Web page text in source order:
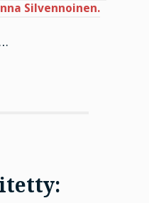
Silvennoinen.